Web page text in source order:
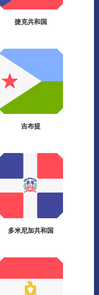
捷克共和国
吉布提
多米尼加共和国